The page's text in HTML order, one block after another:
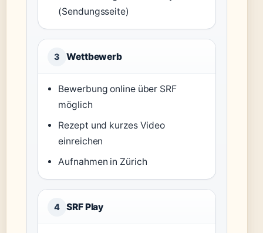
(Sendungsseite)
3 Wettbewerb
Bewerbung online über SRF
möglich
Rezept und kurzes Video
einreichen
Aufnahmen in Zürich
4 SRF Play